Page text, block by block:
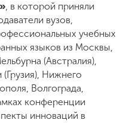
, в которой приняли
вузов,
учебных
языков из Москвы,
(Австралия),
(Грузия), Нижнего
Волгограда,
конференции
инноваций в